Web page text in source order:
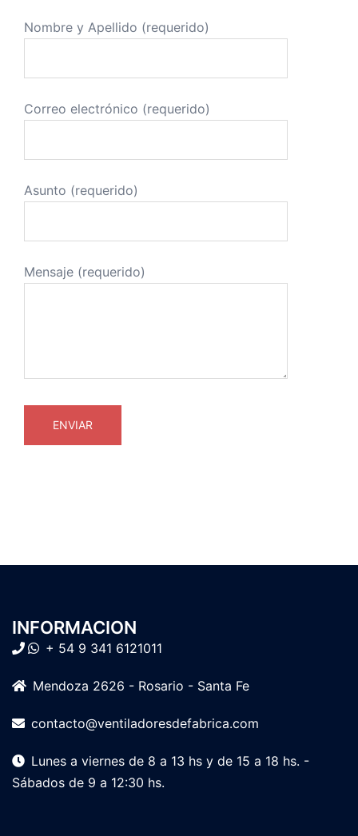
Nombre y Apellido (requerido)
Correo electrónico (requerido)
Asunto (requerido)
Mensaje (requerido)
INFORMACION
+ 54 9 341 6121011
Mendoza 2626 - Rosario - Santa Fe
contacto@ventiladoresdefabrica.com
Lunes a viernes de 8 a 13 hs y de 15 a 18 hs. -
Sábados de 9 a 12:30 hs.